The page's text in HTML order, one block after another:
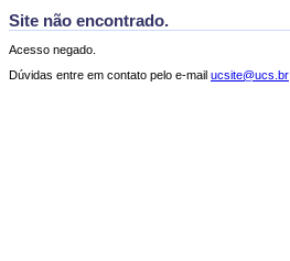
Site não encontrado.
Acesso negado.
Dúvidas entre em contato pelo e-mail ucsite@ucs.br